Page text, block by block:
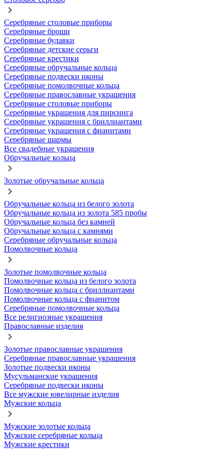
Серебряные столовые приборы
Серебряные броши
Серебряные булавки
Серебряные детские серьги
Серебряные крестики
Серебряные обручальные кольца
Серебряные подвески иконы
Серебряные помолвочные кольца
Серебряные православные украшения
Серебряные столовые приборы
Серебряные украшения для пирсинга
Серебряные украшения с бриллиантами
Серебряные украшения с фианитами
Серебряные шармы
Все свадебные украшения
Обручальные кольца
Золотые обручальные кольца
Обручальные кольца из белого золота
Обручальные кольца из золота 585 пробы
Обручальные кольца без камней
Обручальные кольца с камнями
Серебряные обручальные кольца
Помолвочные кольца
Золотые помолвочные кольца
Помолвочные кольца из белого золота
Помолвочные кольца с бриллиантами
Помолвочные кольца с фианитом
Серебряные помолвочные кольца
Все религиозные украшения
Православные изделия
Золотые православные украшения
Серебряные православные украшения
Золотые подвески иконы
Мусульманские украшения
Серебряные подвески иконы
Все мужские ювелирные изделия
Мужские кольца
Мужские золотые кольца
Мужские серебряные кольца
Мужские крестики